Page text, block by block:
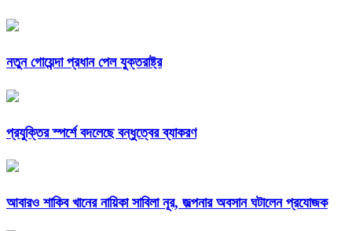
নতুন গোয়েন্দা প্রধান পেল যুক্তরাষ্ট্র
প্রযুক্তির স্পর্শে বদলেছে বন্ধুত্বের ব্যাকরণ
আবারও শাকিব খানের নায়িকা সাবিলা নূর, জল্পনার অবসান ঘটালেন প্রযোজক